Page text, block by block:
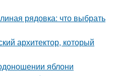
рядовка: что выбрать
архитектор, который
яблони